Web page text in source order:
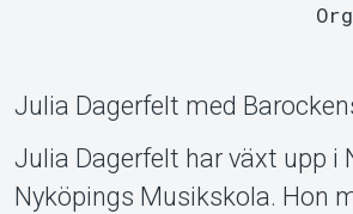
Julia Dagerfelt med
Julia Dagerfelt har växt upp
Nyköpings Musikskola. Hon